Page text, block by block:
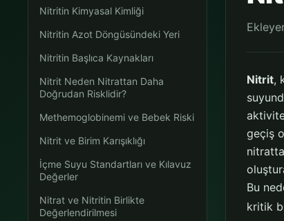
Nitritin Kimyasal Kimliği
Nitritin Azot Döngüsündeki Yeri
Nitritin Başlıca Kaynakları
Nitrit Neden Nitrattan Daha
Doğrudan Risklidir?
Methemoglobinemi ve Bebek Riski
Nitrit ve Birim Karışıklığı
İçme Suyu Standartları ve Kılavuz
Değerler
Nitrat ve Nitritin Birlikte
Değerlendirilmesi
Nitrit,
geçiş
Bu
kritik